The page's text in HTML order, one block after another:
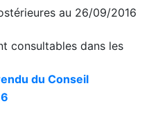
au 26/09/2016
consultables dans les
du Conseil